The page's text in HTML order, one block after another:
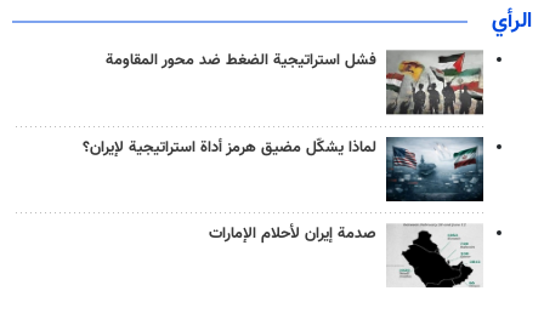
الرأي
فشل استراتيجية الضغط ضد محور المقاومة
لماذا يشكّل مضيق هرمز أداة استراتيجية لإيران؟
صدمة إيران لأحلام الإمارات